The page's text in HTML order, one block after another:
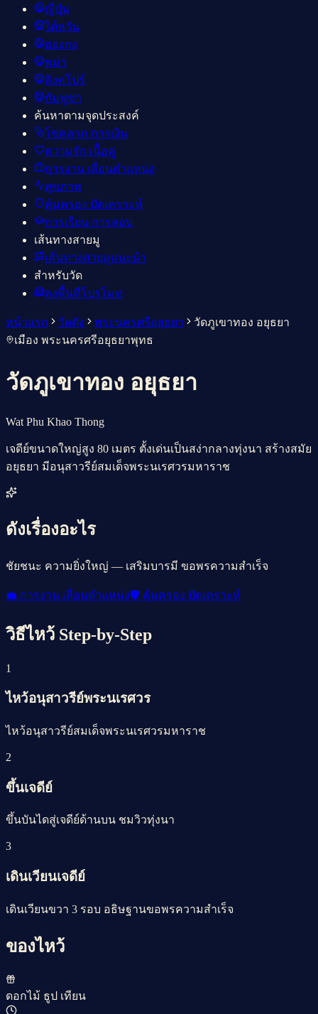
ญี่ปุ่น
ไต้หวัน
ฮ่องกง
พม่า
สิงคโปร์
กัมพูชา
ค้นหาตามจุดประสงค์
โชคลาภ การเงิน
ความรัก เนื้อคู่
การงาน เลื่อนตำแหน่ง
สุขภาพ
คุ้มครอง ปัดเคราะห์
การเรียน การสอบ
เส้นทางสายมู
เส้นทางสายมูแนะนำ
สำหรับวัด
ลงพื้นที่โปรโมท
หน้าแรก วัดดัง พระนครศรีอยุธยา
วัดภูเขาทอง อยุธยา
เมือง พระนครศรีอยุธยาพุทธ
วัดภูเขาทอง อยุธยา
Wat Phu Khao Thong
เจดีย์ขนาดใหญ่สูง 80 เมตร ตั้งเด่นเป็นสง่ากลางทุ่งนา สร้างสมัย
อยุธยา มีอนุสาวรีย์สมเด็จพระนเรศวรมหาราช
ดังเรื่องอะไร
ชัยชนะ ความยิ่งใหญ่ — เสริมบารมี ขอพรความสำเร็จ
💼 การงาน เลื่อนตำแหน่ง🛡️ คุ้มครอง ปัดเคราะห์
วิธีไหว้ Step-by-Step
1
ไหว้อนุสาวรีย์พระนเรศวร
ไหว้อนุสาวรีย์สมเด็จพระนเรศวรมหาราช
2
ขึ้นเจดีย์
ขึ้นบันไดสู่เจดีย์ด้านบน ชมวิวทุ่งนา
3
เดินเวียนเจดีย์
เดินเวียนขวา 3 รอบ อธิษฐานขอพรความสำเร็จ
ของไหว้
ดอกไม้ ธูป เทียน